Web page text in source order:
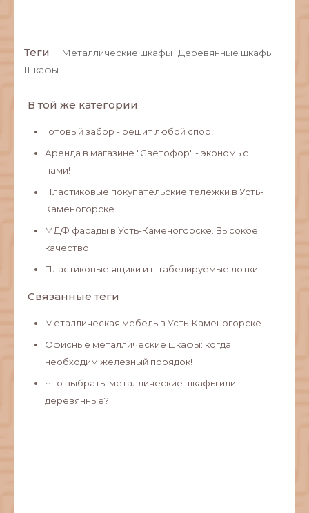
Теги Металлические шкафы Деревянные шкафы
Шкафы
В той же категории
Готовый забор - решит любой спор!
Аренда в магазине "Светофор" - экономь с
нами!
Пластиковые покупательские тележки в Усть-
Каменогорске
МДФ фасады в Усть-Каменогорске. Высокое
качество.
Пластиковые ящики и штабелируемые лотки
Связанные теги
Металлическая мебель в Усть-Каменогорске
Офисные металлические шкафы: когда
необходим железный порядок!
Что выбрать: металлические шкафы или
деревянные?